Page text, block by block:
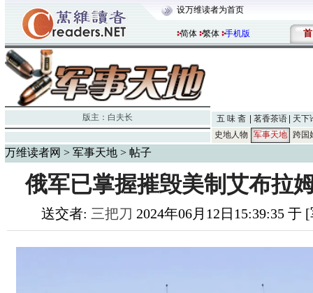
设万维读者为首页
简体 繁体 手机版 首
版主： 白夫长 五 味 斋 茗香茶语
天下
史地人物
军事天地 跨国
万维读者网 > 军事天地 > 帖子
俄军已掌握摧毁美制艾布拉
送交者: 三把刀 2024年06月12日15:39:35 于